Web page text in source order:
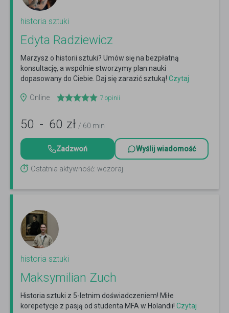
historia sztuki
Edyta Radziewicz
Marzysz o historii sztuki? Umów się na bezpłatną
konsultację, a wspólnie stworzymy plan nauki
dopasowany do Ciebie. Daj się zarazić sztuką! Czytaj
Online
7 opinii
50 - 60 zł / 60 min
Zadzwoń Wyślij wiadomość
Ostatnia aktywność: wczoraj
historia sztuki
Maksymilian Zuch
Historia sztuki z 5-letnim doświadczeniem! Miłe
korepetycje z pasją od studenta MFA w Holandii! Czytaj